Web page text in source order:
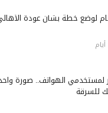
لوضع خطة بشأن عودة
لمستخدمي الهواتف.. صورة
للسرقة